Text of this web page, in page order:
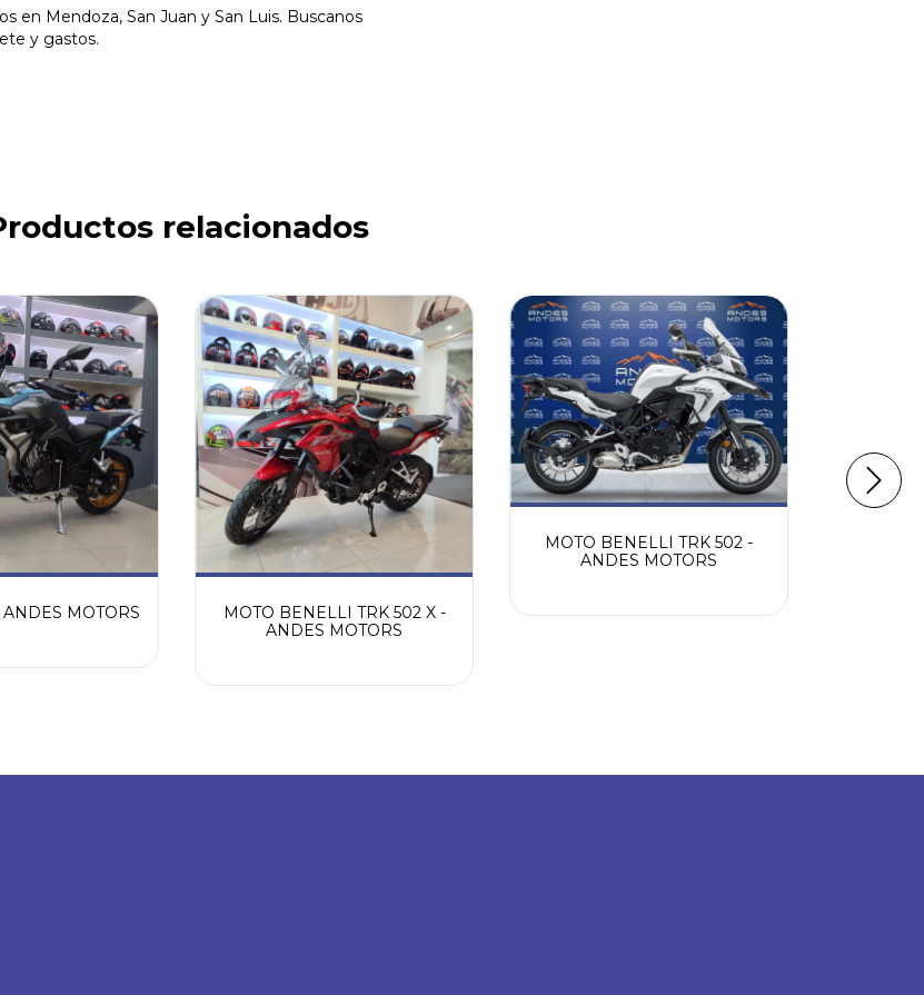
en Mendoza, San Juan y San Luis. Buscanos
y gastos.
relacionados
ANDES MOTORS
MOTO BENELLI TRK 502 X -
ANDES MOTORS
MOTO BENELLI TRK 502 -
ANDES MOTORS